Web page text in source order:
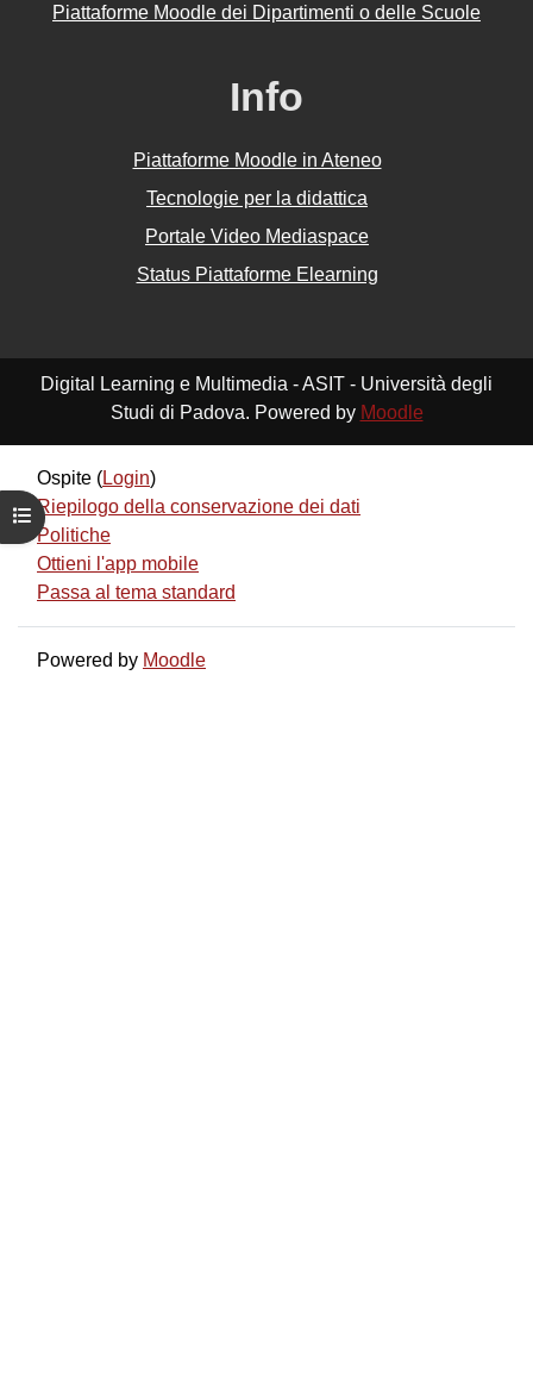
Apri indice del corso
Piattaforme Moodle dei Dipartimenti o delle Scuole
Info
Piattaforme Moodle in Ateneo
Tecnologie per la didattica
Portale Video Mediaspace
Status Piattaforme Elearning
Digital Learning e Multimedia - ASIT - Università degli
Studi di Padova. Powered by Moodle
Ospite (Login)
Riepilogo della conservazione dei dati
Politiche
Ottieni l'app mobile
Passa al tema standard
Powered by Moodle